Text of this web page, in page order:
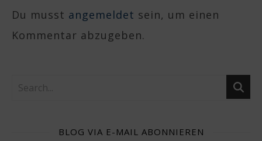
Du musst angemeldet sein, um einen
Kommentar abzugeben.
BLOG VIA E-MAIL ABONNIEREN